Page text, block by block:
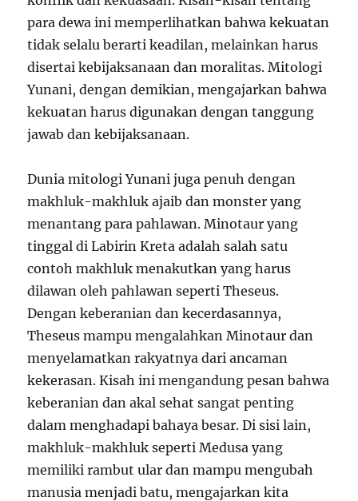
para dewa ini memperlihatkan bahwa kekuatan
tidak selalu berarti keadilan, melainkan harus
disertai kebijaksanaan dan moralitas. Mitologi
Yunani, dengan demikian, mengajarkan bahwa
kekuatan harus digunakan dengan tanggung
jawab dan kebijaksanaan.
Dunia mitologi Yunani juga penuh dengan
makhluk-makhluk ajaib dan monster yang
menantang para pahlawan. Minotaur yang
tinggal di Labirin Kreta adalah salah satu
contoh makhluk menakutkan yang harus
dilawan oleh pahlawan seperti Theseus.
Dengan keberanian dan kecerdasannya,
Theseus mampu mengalahkan Minotaur dan
menyelamatkan rakyatnya dari ancaman
kekerasan. Kisah ini mengandung pesan bahwa
keberanian dan akal sehat sangat penting
dalam menghadapi bahaya besar. Di sisi lain,
makhluk-makhluk seperti Medusa yang
memiliki rambut ular dan mampu mengubah
manusia menjadi batu, mengajarkan kita